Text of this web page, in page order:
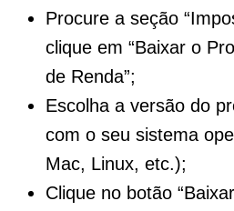
Procure a seção
clique em “Baixar o
de Renda”;
Escolha a versão do
com o seu sistema
Mac, Linux, etc.);
Clique no botão